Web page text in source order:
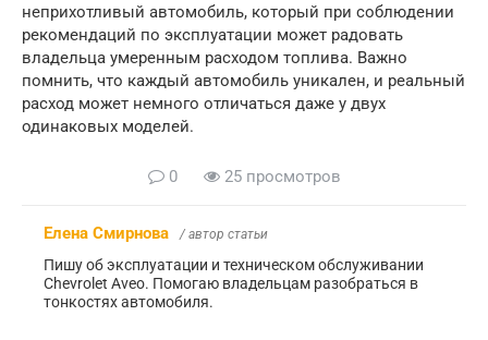
неприхотливый автомобиль, который при соблюдении
рекомендаций по эксплуатации может радовать
владельца умеренным расходом топлива. Важно
помнить, что каждый автомобиль уникален, и реальный
расход может немного отличаться даже у двух
одинаковых моделей.
0 25 просмотров
Елена Смирнова / автор статьи
Пишу об эксплуатации и техническом обслуживании
Chevrolet Aveo. Помогаю владельцам разобраться в
тонкостях автомобиля.